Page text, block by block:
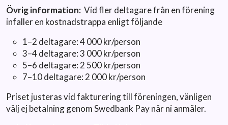
Övrig information: Vid fler deltagare från en förening
infaller en kostnadstrappa enligt följande
1–2 deltagare: 4 000 kr/person
3–4 deltagare: 3 000 kr/person
5–6 deltagare: 2 500 kr/person
7–10 deltagare: 2 000 kr/person
Priset justeras vid fakturering till föreningen, vänligen
välj ej betalning genom Swedbank Pay när ni anmäler.